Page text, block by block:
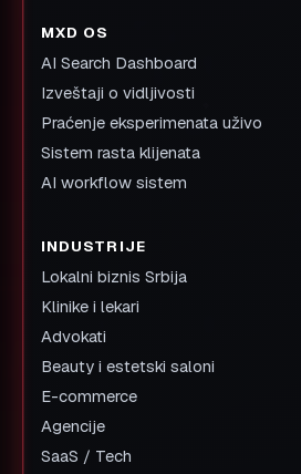
MXD OS
AI Search Dashboard
Izveštaji o vidljivosti
Praćenje eksperimenata uživo
Sistem rasta klijenata
AI workflow sistem
INDUSTRIJE
Lokalni biznis Srbija
Klinike i lekari
Advokati
Beauty i estetski saloni
E-commerce
Agencije
SaaS / Tech